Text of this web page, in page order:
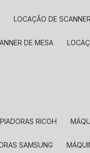
LOCAÇÃO DE
DE MESA
RICOH
SAMSUNG